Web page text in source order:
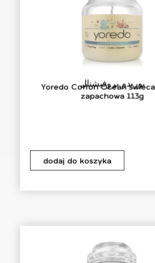
يوريدو بروفيشنال
Yoredo Cotton Ocean
zapachowa 113g
dodaj do koszyka